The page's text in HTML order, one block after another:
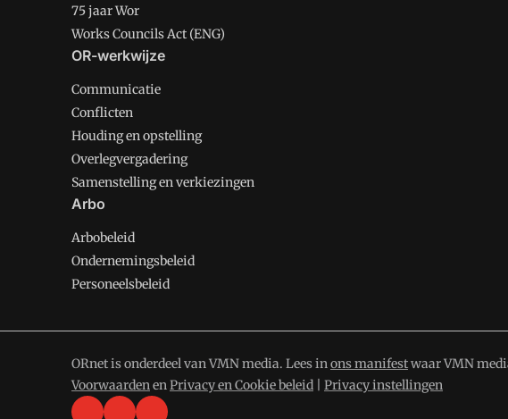
75 jaar Wor
Works Councils Act (ENG)
OR-werkwijze
Communicatie
Conflicten
Houding en opstelling
Overlegvergadering
Samenstelling en verkiezingen
Arbo
Arbobeleid
Ondernemingsbeleid
Personeelsbeleid
ORnet is onderdeel van VMN media. Lees inons manifestwaar VMN
VoorwaardenenPrivacy en Cookie beleid Privacy instellingen